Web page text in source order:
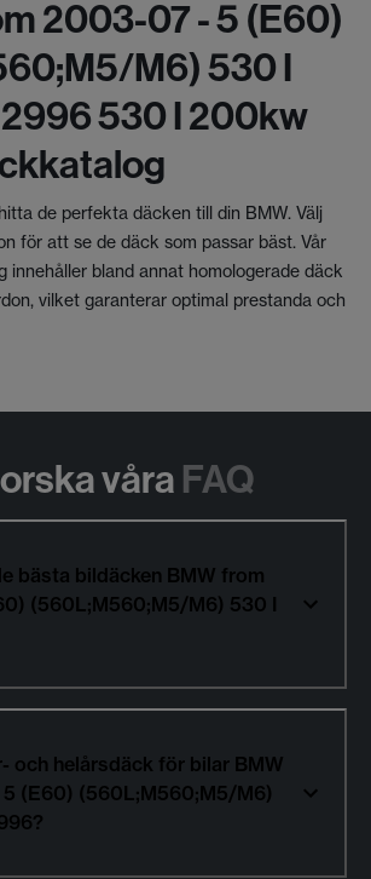
2003-07 - 5 (e60)
m6) 530 I
530 I 200kw
de perfekta däcken till din BMW. Välj
för att se de däck som passar bäst. Vår
innehåller bland annat homologerade däck
vilket garanterar optimal prestanda och
våra FAQ
bästa bildäcken BMW from
(560L;M560;M5/M6) 530 I
och helårsdäck för bilar BMW
(E60) (560L;M560;M5/M6)